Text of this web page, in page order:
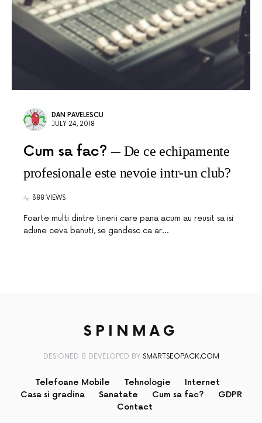
DAN PAVELESCU
JULY 24, 2018
Cum sa fac?
De ce echipamente
profesionale este nevoie intr-un club?
388 VIEWS
Foarte multi dintre tinerii care pana acum au reusit sa isi
adune ceva banuti, se gandesc ca ar…
SPINMAG
DESIGNED & DEVELOPED BY SMARTSEOPACK.COM
Telefoane Mobile Tehnologie
Internet
Casa si gradina
Sanatate Cum sa fac?
GDPR
Contact